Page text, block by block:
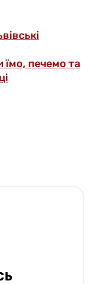
печемо та